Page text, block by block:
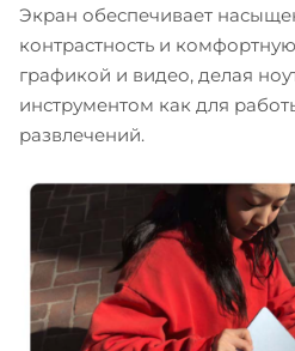
Экран обеспечивает
контрастность и
графикой и видео, делая
инструментом как для
развлечений.